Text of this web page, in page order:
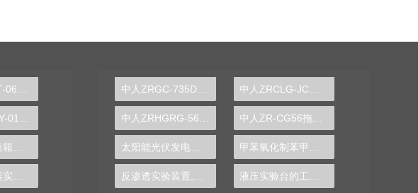
太阳能光伏发电系统实验实训装置,光伏发电系统实验装置-中人